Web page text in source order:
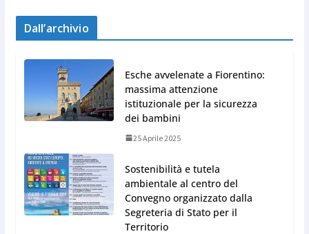
Dall’archivio
Esche avvelenate a Fiorentino:
massima attenzione
istituzionale per la sicurezza
dei bambini
25 Aprile 2025
Sostenibilità e tutela
ambientale al centro del
Convegno organizzato dalla
Segreteria di Stato per il
Territorio